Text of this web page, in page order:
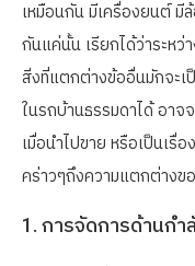
เหมือนกัน มีเครื่องยนต์ มี
กันแค่นั้น เรียกได้ว่าระหว่
สิ่งที่แตกต่างข้ออื่นมักจะเ
ในรถบ้านธรรมดาได้ อาจ
เมื่อนำไปขาย หรือเป็นเรื่
คร่าวๆถึงความแตกต่างข
1. การจัดการด้านกำ